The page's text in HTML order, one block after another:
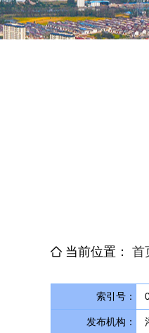
当前位置： 首
索引号：
发布机构：